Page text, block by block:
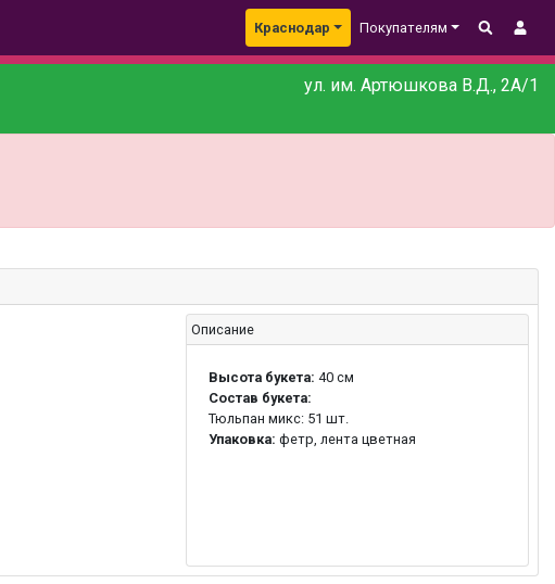
Краснодар Покупателям
ул. им. Артюшкова В.Д., 2А/1
Описание
Высота букета: 40 см
Состав букета:
Тюльпан микс: 51 шт.
Упаковка: фетр, лента цветная